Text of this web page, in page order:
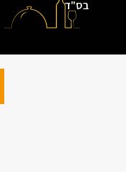
בס"ד